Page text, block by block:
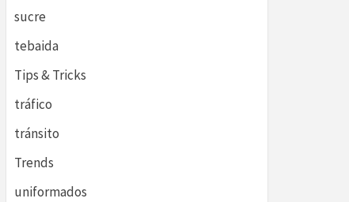
sucre
tebaida
Tips & Tricks
tráfico
tránsito
Trends
uniformados